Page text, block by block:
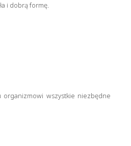
i dobrą formę.
wszystkie niezbędne